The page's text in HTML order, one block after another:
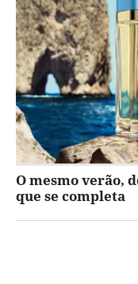
O mesmo verão,
que se completa